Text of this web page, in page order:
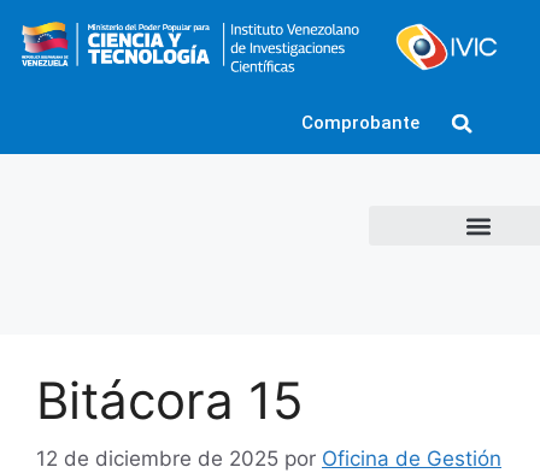
Comprobante
Bitácora 15
12 de diciembre de 2025 por Oficina de Gestión